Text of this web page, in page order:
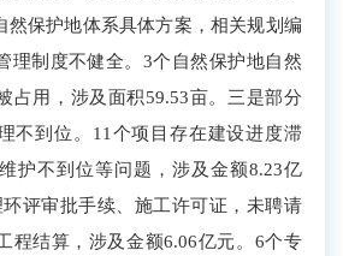
然保护地体系具体方案，相关规划编
理制度不健全。3个自然保护地自然
占用，涉及面积59.53亩。三是部分
不到位。11个项目存在建设进度滞
护不到位等问题，涉及金额8.23亿
评审批手续、施工许可证，未聘请
程结算，涉及金额6.06亿元。6个专